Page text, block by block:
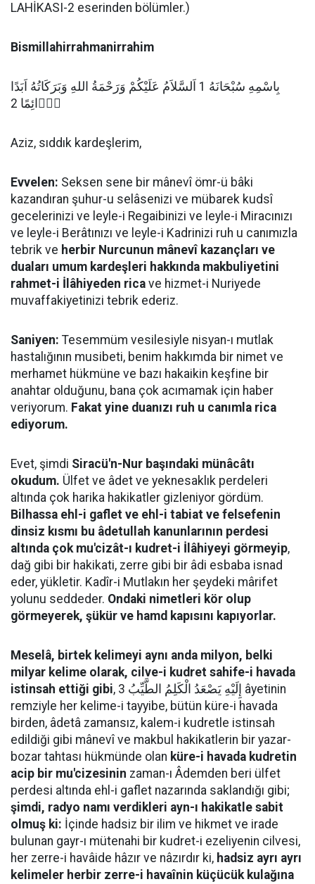
LAHİKASI-2 eserinden bölümler.)
Bismillahirrahmanirrahim
بِاسْمِهِ سُبْحَانَهُ 1 اَلسَّلاَمُ عَلَيْكُمْ وَرَحْمَةُ اللهِ وَبَرَكَاتُهُ اَبَدًا
دَۤائِمًا 2
Aziz, sıddık kardeşlerim,
Evvelen: Seksen sene bir mânevî ömr-ü bâki
kazandıran şuhur-u selâsenizi ve mübarek kudsî
gecelerinizi ve leyle-i Regaibinizi ve leyle-i Miracınızı
ve leyle-i Berâtınızı ve leyle-i Kadrinizi ruh u canımızla
tebrik ve herbir Nurcunun mânevî kazançları ve
duaları umum kardeşleri hakkında makbuliyetini
rahmet-i İlâhiyeden rica ve hizmet-i Nuriyede
muvaffakiyetinizi tebrik ederiz.
Saniyen: Tesemmüm vesilesiyle nisyan-ı mutlak
hastalığının musibeti, benim hakkımda bir nimet ve
merhamet hükmüne ve bazı hakaikin keşfine bir
anahtar olduğunu, bana çok acımamak için haber
veriyorum. Fakat yine duanızı ruh u canımla rica
ediyorum.
Evet, şimdi Siracü'n-Nur başındaki münâcâtı
okudum. Ülfet ve âdet ve yeknesaklık perdeleri
altında çok harika hakikatler gizleniyor gördüm.
Bilhassa ehl-i gaflet ve ehl-i tabiat ve felsefenin
dinsiz kısmı bu âdetullah kanunlarının perdesi
altında çok mu'cizât-ı kudret-i İlâhiyeyi görmeyip,
dağ gibi bir hakikati, zerre gibi bir âdi esbaba isnad
eder, yükletir. Kadîr-i Mutlakın her şeydeki mârifet
yolunu seddeder. Ondaki nimetleri kör olup
görmeyerek, şükür ve hamd kapısını kapıyorlar.
Meselâ, birtek kelimeyi aynı anda milyon, belki
milyar kelime olarak, cilve-i kudret sahife-i havada
istinsah ettiği gibi, إِلَيْهِ يَصْعَدُ الْكَلِمُ الطَّيِّبُ 3 âyetinin
remziyle her kelime-i tayyibe, bütün küre-i havada
birden, âdetâ zamansız, kalem-i kudretle istinsah
edildiği gibi mânevî ve makbul hakikatlerin bir yazar-
bozar tahtası hükmünde olan küre-i havada kudretin
acip bir mu'cizesinin zaman-ı Âdemden beri ülfet
perdesi altında ehl-i gaflet nazarında saklandığı gibi;
şimdi, radyo namı verdikleri ayn-ı hakikatle sabit
olmuş ki: İçinde hadsiz bir ilim ve hikmet ve irade
bulunan gayr-ı mütenahi bir kudret-i ezeliyenin cilvesi,
her zerre-i havâide hâzır ve nâzırdır ki, hadsiz ayrı ayrı
kelimeler herbir zerre-i havaînin küçücük kulağına